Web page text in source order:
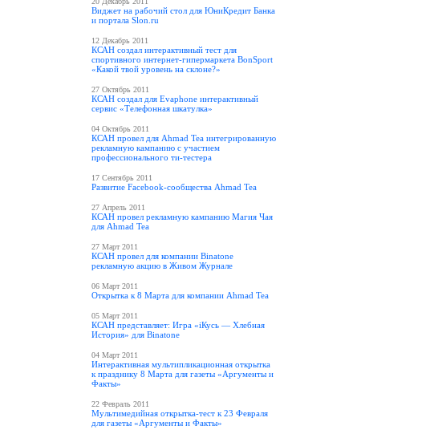
Виджет на рабочий стол для ЮниКредит Банка
и портала Slon.ru
12 Декабрь 2011
КСАН создал интерактивный тест для
спортивного интернет-гипермаркета BonSport
«Какой твой уровень на склоне?»
27 Октябрь 2011
КСАН создал для Evaphone интерактивный
сервис «Телефонная шкатулка»
04 Октябрь 2011
КСАН провел для Ahmad Tea интегрированную
рекламную кампанию с участием
профессионального ти-тестера
17 Сентябрь 2011
Развитие Facebook-сообщества Ahmad Tea
27 Апрель 2011
КСАН провел рекламную кампанию Магия Чая
для Ahmad Tea
27 Март 2011
КСАН провел для компании Binatone
рекламную акцию в Живом Журнале
06 Март 2011
Открытка к 8 Марта для компании Ahmad Tea
05 Март 2011
КСАН представляет: Игра «iКусь — Хлебная
История» для Binatone
04 Март 2011
Интерактивная мультипликационная открытка
к празднику 8 Марта для газеты «Аргументы и
Факты»
22 Февраль 2011
Мультимедийная открытка-тест к 23 Февраля
для газеты «Аргументы и Факты»